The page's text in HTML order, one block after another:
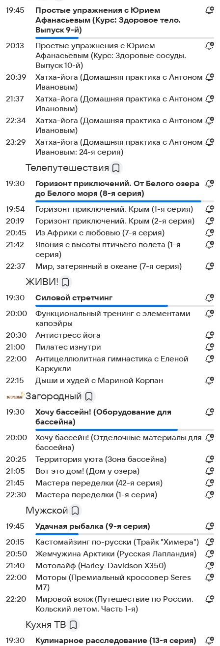
19:45
Простые упражнения с Юрием
Афанасьевым (Курс: Здоровое тело.
Выпуск 9-й)
20:13
Простые упражнения с Юрием
Афанасьевым (Курс: Здоровые сосуды.
Выпуск 10-й)
20:39
Хатха-йога (Домашняя практика с Антоном
Ивановым)
21:37
Хатха-йога (Домашняя практика с Антоном
Ивановым)
22:34
Хатха-йога (Домашняя практика с Антоном
Ивановым)
23:29
Хатха-йога (Домашняя практика с Антоном
Ивановым: 24-я серия)
Телепутешествия
19:30
Горизонт приключений. От Белого озера
до Белого моря (8-я серия)
19:54
Горизонт приключений. Крым (1-я серия)
20:19
Горизонт приключений. Крым (2-я серия)
20:45
Из Африки с любовью (7-я серия)
21:42
Япония с высоты птичьего полета (1-я
серия)
22:37
Мир, затерянный в океане (7-я серия)
ЖИВИ!
19:30
Силовой стретчинг
20:00
Функциональный тренинг с элементами
капоэйры
20:30
Антистресс йога
21:00
Пилатес изнутри
22:00
Антицеллюлитная гимнастика с Еленой
Каркукли
22:15
Дыши и худей с Мариной Корпан
Загородный
19:30
Хочу бассейн! (Оборудование для
бассейна)
20:00
Хочу бассейн! (Отделочные материалы для
бассейна)
20:25
Территория уюта (Зона бассейна)
21:05
Вот это дом! (Дом у озера)
21:45
Мастера переделки (42-я серия)
22:30
Мастера переделки (1-я серия)
Мужской
19:45
Удачная рыбалка (9-я серия)
20:15
Кастомайзинг по-русски (Трайк "Химера")
20:50
Жемчужина Арктики (Русская Лапландия)
21:40
Мотолайф (Harley-Davidson X350)
22:00
Моторы (Премиальный кроссовер Seres
M7)
22:20
Мировой вояж (Путешествие по России.
Кольский летом. Часть 1-я)
Кухня ТВ
19:30
Кулинарное расследование (13-я серия)